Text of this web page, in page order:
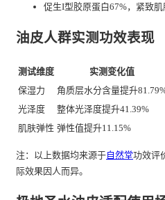
促生I型胶原蛋白67%，紧致
油皮人群实测功效表现
测试维度 实测变化值
保湿力
角质层水分含量提升
光泽度
整体光泽度提升41.39%
肌肤弹性 弹性值提升11.15%
注：以上数据均来源于自然堂功效评
际效果因人而异。